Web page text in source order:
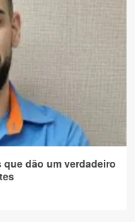
dão um verdadeiro